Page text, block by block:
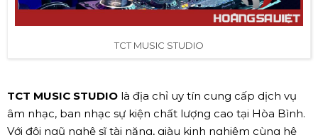
TCT MUSIC STUDIO
TCT MUSIC STUDIO là địa chỉ uy tín cung cấp dịch vụ
âm nhạc, ban nhạc sự kiện chất lượng cao tại Hòa Bình.
Với đội ngũ nghệ sĩ tài năng, giàu kinh nghiệm cùng hệ